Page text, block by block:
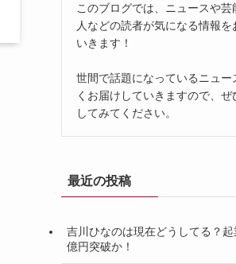
このブログでは、ニュースや芸
人などの読者が気になる情報を
いきます！
世間で話題になっているニュー
くお届けしていきますので、ぜ
してみてください。
最近の投稿
吉川ひなのは現在どうしてる？起
億円突破か！